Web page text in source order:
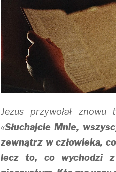
o
w
)
)
Jezus przywołał
«Słuchajcie Mnie,
zewnątrz w człowieka,
lecz to, co wychodzi z